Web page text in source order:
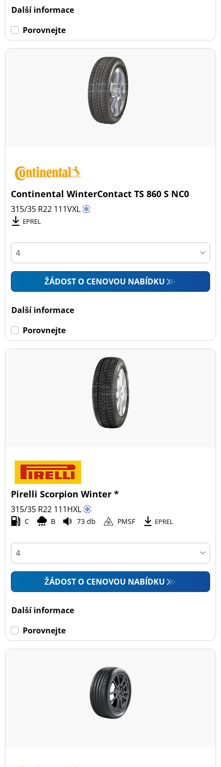
Další informace
Porovnejte
Continental WinterContact TS 860 S NC0
315/35 R22 111VXL
EPREL
ŽÁDOST O CENOVOU NABÍDKU
Další informace
Porovnejte
Pirelli Scorpion Winter *
315/35 R22 111HXL
C B 73 db PMSF EPREL
ŽÁDOST O CENOVOU NABÍDKU
Další informace
Porovnejte